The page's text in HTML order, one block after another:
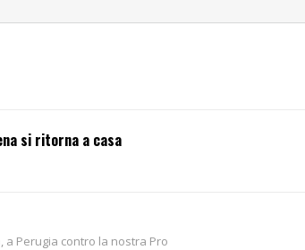
si ritorna a casa
a Perugia contro la nostra Pro